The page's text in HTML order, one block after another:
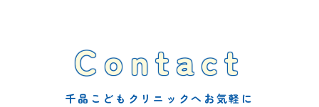
Contact
千晶こどもクリニックへお気軽に